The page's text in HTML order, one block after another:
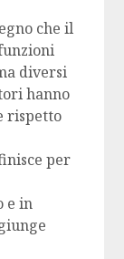
che il
diversi
hanno
rispetto
per
e in